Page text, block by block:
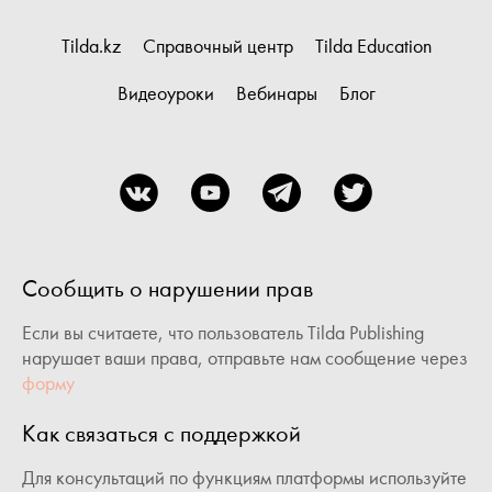
Tilda.kz Справочный центр Tilda Education
Видеоуроки Вебинары Блог
Сообщить о нарушении прав
Если вы считаете, что пользователь Tilda Publishing
нарушает ваши права, отправьте нам сообщение через
форму
Как связаться с поддержкой
Для консультаций по функциям платформы используйте